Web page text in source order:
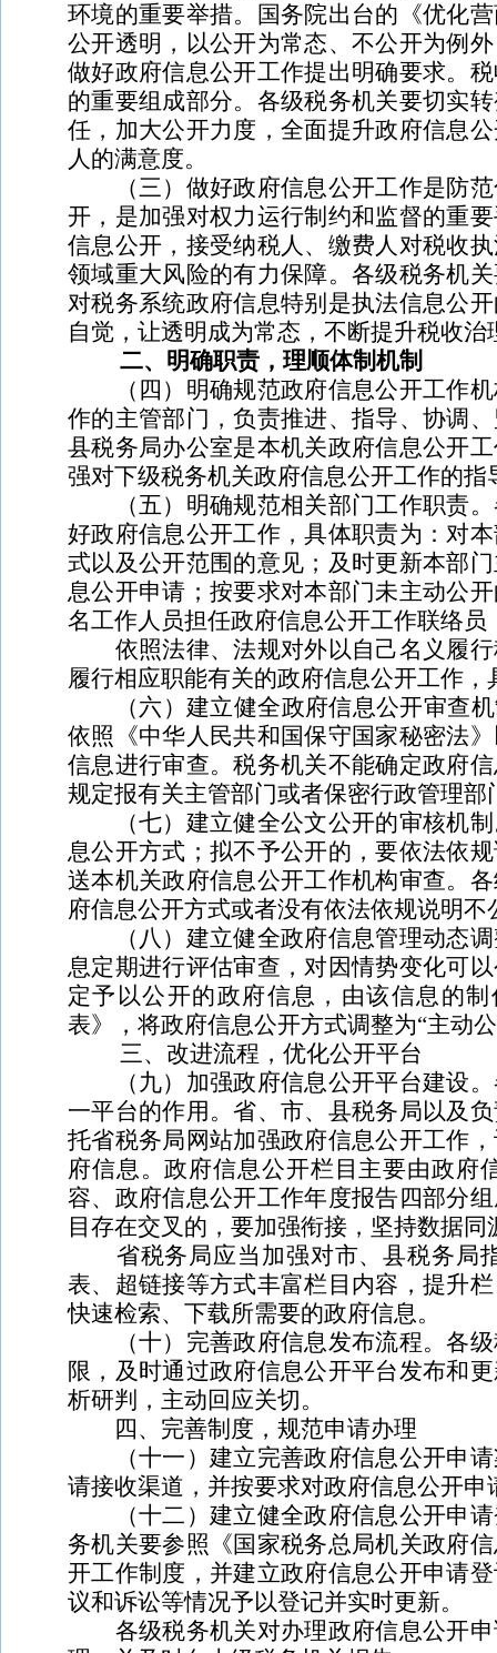
环境的重要举措。国务院出台的《优化
公开透明，以公开为常态、不公开为例
做好政府信息公开工作提出明确要求。
的重要组成部分。各级税务机关要切实
任，加大公开力度，全面提升政府信息
人的满意度。
（三）做好政府信息公开工作是防范
开，是加强对权力运行制约和监督的重
信息公开，接受纳税人、缴费人对税收
领域重大风险的有力保障。各级税务机
对税务系统政府信息特别是执法信息公
自觉，让透明成为常态，不断提升税收
二、明确职责，理顺体制机制
（四）明确规范政府信息公开工作机
作的主管部门，负责推进、指导、协调
县税务局办公室是本机关政府信息公开
强对下级税务机关政府信息公开工作的指
（五）明确规范相关部门工作职责。
好政府信息公开工作，具体职责为：对
式以及公开范围的意见；及时更新本部
息公开申请；按要求对本部门未主动公
名工作人员担任政府信息公开工作联络
依照法律、法规对外以自己名义履行
履行相应职能有关的政府信息公开工作
（六）建立健全政府信息公开审查机
依照《中华人民共和国保守国家秘密法
信息进行审查。税务机关不能确定政府
规定报有关主管部门或者保密行政管理部
（七）建立健全公文公开的审核机制
息公开方式；拟不予公开的，要依法依
送本机关政府信息公开工作机构审查。
府信息公开方式或者没有依法依规说明
（八）建立健全政府信息管理动态调
息定期进行评估审查，对因情势变化可
定予以公开的政府信息，由该信息的
表》，将政府信息公开方式调整为“主动
三、改进流程，优化公开平台
（九）加强政府信息公开平台建设。
一平台的作用。省、市、县税务局以及
托省税务局网站加强政府信息公开工作
府信息。政府信息公开栏目主要由政府
容、政府信息公开工作年度报告四部分
目存在交叉的，要加强衔接，坚持数据
省税务局应当加强对市、县税务局
表、超链接等方式丰富栏目内容，提升
快速检索、下载所需要的政府信息。
（十）完善政府信息发布流程。各级
限，及时通过政府信息公开平台发布和
析研判，主动回应关切。
四、完善制度，规范申请办理
（十一）建立完善政府信息公开申请
请接收渠道，并按要求对政府信息公开申
（十二）建立健全政府信息公开申请
务机关要参照《国家税务总局机关政府
开工作制度，并建立政府信息公开申请
议和诉讼等情况予以登记并实时更新。
各级税务机关对办理政府信息公开申